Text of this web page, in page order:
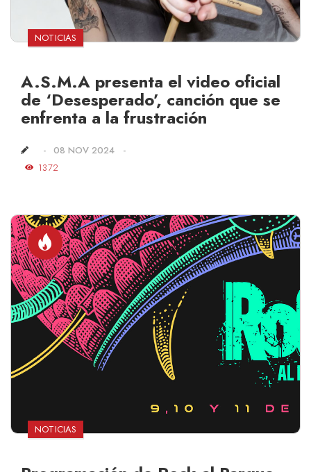
NOTICIAS
A.S.M.A presenta el video oficial
de ‘Desesperado’, canción que se
enfrenta a la frustración
08 NOV 2024
1372
NOTICIAS